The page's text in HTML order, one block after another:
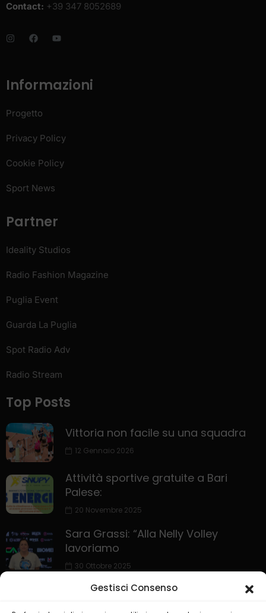
Gestisci Consenso
Contact: +39 347 8052689
Informazioni
Progetto
Privacy Policy
Cookie Policy
Sport News
Partner
Ideality Studios
Radio Fashion Magazine
Puglia Event
Guarda La Puglia
Spot Radio Adv
Radio Stream
Top Posts
Vittoria non facile su una squadra
12 Gennaio 2026
Attività sportive gratuite a Bari
Palese:
20 Novembre 2025
Sara Grassi: “Alla Nelly Volley
lavoriamo
30 Ottobre 2025